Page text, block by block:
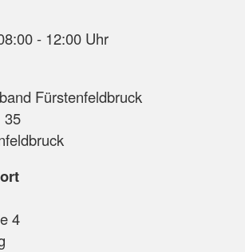
13.01.2027 , 08:00 - 12:00 Uhr
Fürstenfeldbruck
35
4